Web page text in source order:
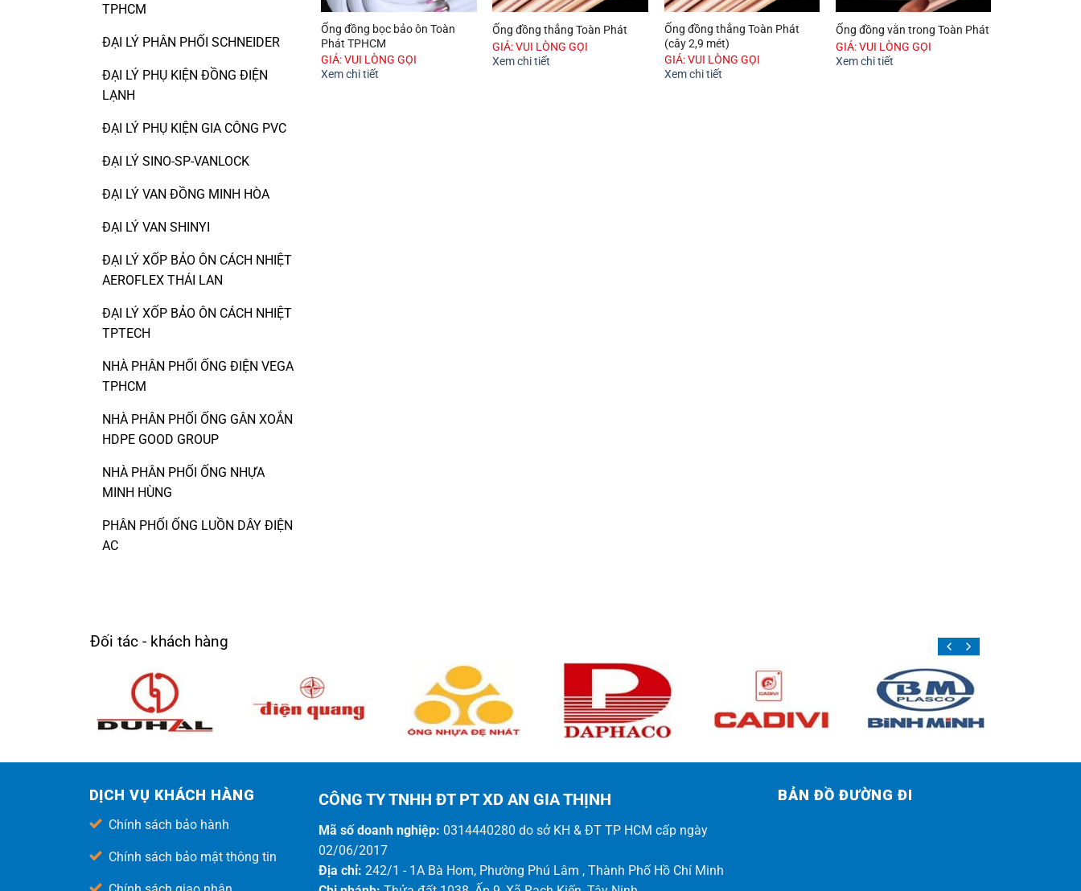
TPHCM
ĐẠI LÝ PHÂN PHỐI SCHNEIDER
ĐẠI LÝ PHỤ KIỆN ĐỒNG ĐIỆN
LẠNH
ĐẠI LÝ PHỤ KIỆN GIA CÔNG PVC
ĐẠI LÝ SINO-SP-VANLOCK
ĐẠI LÝ VAN ĐỒNG MINH HÒA
ĐẠI LÝ VAN SHINYI
ĐẠI LÝ XỐP BẢO ÔN CÁCH NHIỆT
AEROFLEX THÁI LAN
ĐẠI LÝ XỐP BẢO ÔN CÁCH NHIỆT
TPTECH
NHÀ PHÂN PHỐI ỐNG ĐIỆN VEGA
TPHCM
NHÀ PHÂN PHỐI ỐNG GÂN XOẮN
HDPE GOOD GROUP
NHÀ PHÂN PHỐI ỐNG NHỰA
MINH HÙNG
PHÂN PHỐI ỐNG LUỒN DÂY ĐIỆN
AC
Ống đồng bọc bảo ôn Toàn
Phát TPHCM
GIÁ: VUI LÒNG GỌI
Xem chi tiết
Ống đồng thẳng Toàn Phát
GIÁ: VUI LÒNG GỌI
Xem chi tiết
Ống đồng thẳng Toàn Phát
(cây 2,9 mét)
GIÁ: VUI LÒNG GỌI
Xem chi tiết
Ống đồng vằn trong Toàn Phát
GIÁ: VUI LÒNG GỌI
Xem chi tiết
Đối tác - khách hàng
DỊCH VỤ KHÁCH HÀNG
Chính sách bảo hành
Chính sách bảo mật thông tin
CÔNG TY TNHH ĐT PT XD AN GIA THỊNH
Mã số doanh nghiệp: 0314440280 do sở KH & ĐT TP HCM cấp ngày
02/06/2017
Địa chỉ: 242/1 - 1A Bà Hom, Phường Phú Lâm , Thành Phố Hồ Chí Minh
BẢN ĐỒ ĐƯỜNG ĐI